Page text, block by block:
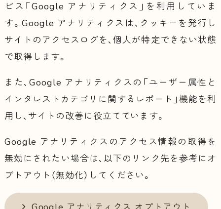
ビス「Google アナリティクス」を利用していま
す。Google アナリティクスは、クッキーを発行し
サイトのアクセスログを、個人が特定できない状態
で取得します。
また、Google アナリティクスの「ユーザー属性と
インタレストカテゴリに関するレポート」機能を利
用し、サイトの改善に役立てています。
Google アナリティクスのアクセス情報の取得を
無効にされたい場合は、以下のリンク先を参考にオ
プトアウト（無効化）してください。